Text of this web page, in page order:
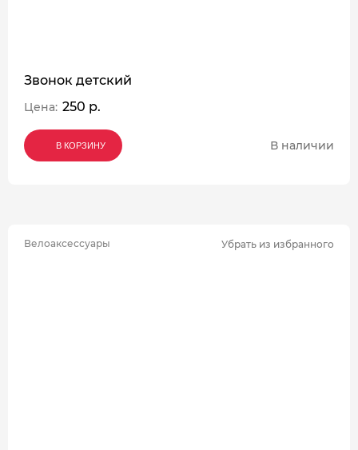
Звонок детский
Цена: 250 р.
В КОРЗИНУ
В КОРЗИНУ
В КОРЗИНУ В наличии
Велоаксессуары Убрать из избранного